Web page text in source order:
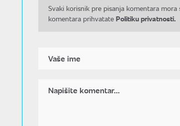
Svaki korisnik pre pisanja komentara
komentara prihvatate Politiku privatnosti.